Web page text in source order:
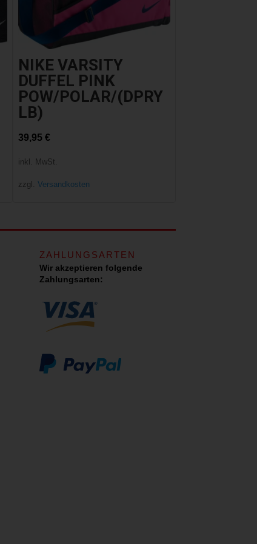
NIKE VARSITY
DUFFEL PINK
POW/POLAR/(DPRY
LB)
39,95 €
inkl. MwSt.
zzgl. Versandkosten
ZAHLUNGSARTEN
Wir akzeptieren folgende
Zahlungsarten: